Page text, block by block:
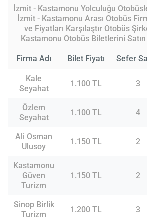
İzmit - Kastamonu Yolculuğu
İzmit - Kastamonu Arası Otobüs
ve Fiyatları Karşılaştır Otobüs
Kastamonu Otobüs Biletlerini Satın
Firma Adı Bilet Fiyatı Sefer
Kale
Seyahat
1.100 TL 3
Özlem
Seyahat
1.100 TL 4
Ali Osman
Ulusoy
1.150 TL 2
Kastamonu
Güven
Turizm
1.150 TL 2
Sinop Birlik
Turizm
1.200 TL 3